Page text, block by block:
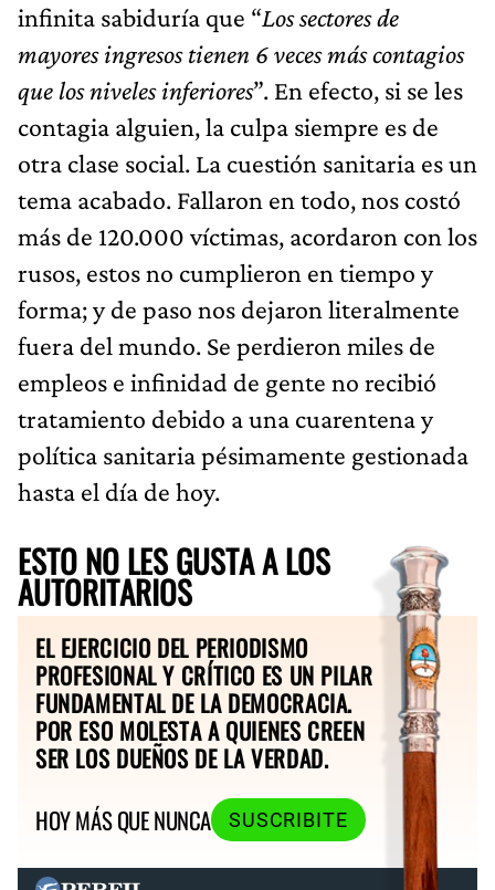
infinita sabiduría que “Los sectores de
mayores ingresos tienen 6 veces más contagios
que los niveles inferiores”. En efecto, si se les
contagia alguien, la culpa siempre es de
otra clase social. La cuestión sanitaria es un
tema acabado. Fallaron en todo, nos costó
más de 120.000 víctimas, acordaron con los
rusos, estos no cumplieron en tiempo y
forma; y de paso nos dejaron literalmente
fuera del mundo. Se perdieron miles de
empleos e infinidad de gente no recibió
tratamiento debido a una cuarentena y
política sanitaria pésimamente gestionada
hasta el día de hoy.
ESTO NO LES GUSTA A LOS
AUTORITARIOS
EL EJERCICIO DEL PERIODISMO
PROFESIONAL Y CRÍTICO ES UN PILAR
FUNDAMENTAL DE LA DEMOCRACIA.
POR ESO MOLESTA A QUIENES CREEN
SER LOS DUEÑOS DE LA VERDAD.
HOY MÁS QUE NUNCA
SUSCRIBITE